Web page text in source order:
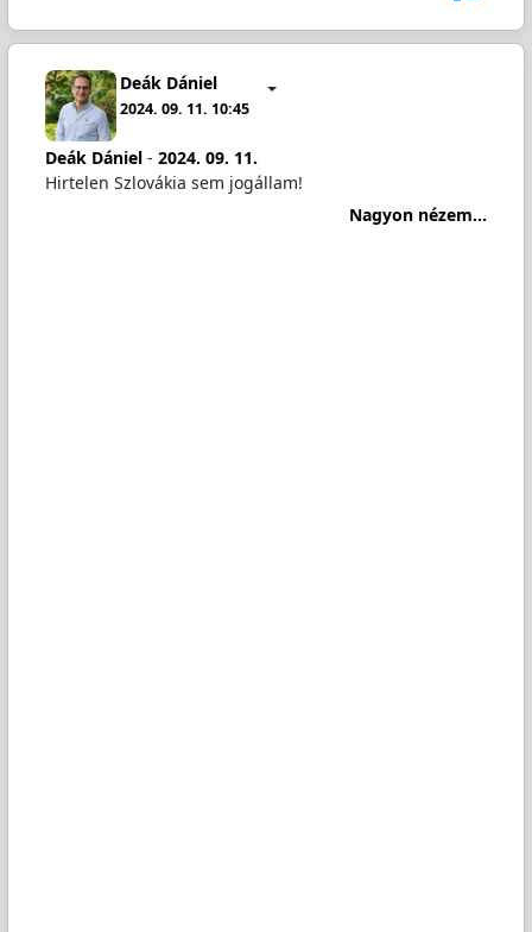
Deák Dániel
2024. 09. 11. 10:45
Deák Dániel- 2024. 09. 11.
Hirtelen Szlovákia sem jogállam!
Nagyon nézem...